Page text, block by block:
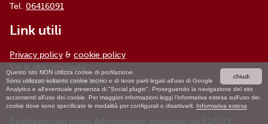
chiudi
Questo sito NON utilizza cookie di profilazione.
Sono utilizzati soltanto cookie tecnici e di terze parti legati all'uso di Google
Analytics e all'eventuale presenza di "Social plugin". Proseguendo la navigazione del sito
acconsenti all'uso dei cookie. Per maggiori informazioni leggi l'informativa estesa sull'uso dei
cookie dove sono specificate le modalità per configurali o disattivarli. Informativa estesa
Tel. 06416091
Link utili
Privacy policy & cookie policy
Accesso Amministratore